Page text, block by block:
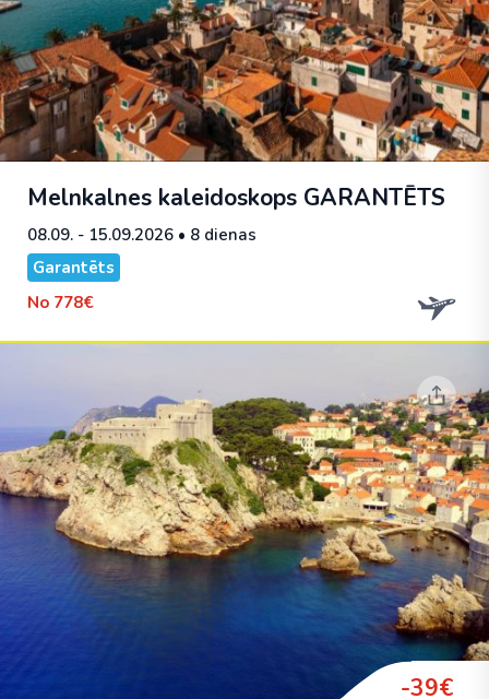
Melnkalnes kaleidoskops GARANTĒTS
08.09. - 15.09.2026 • 8 dienas
Garantēts
No 778€
-39€